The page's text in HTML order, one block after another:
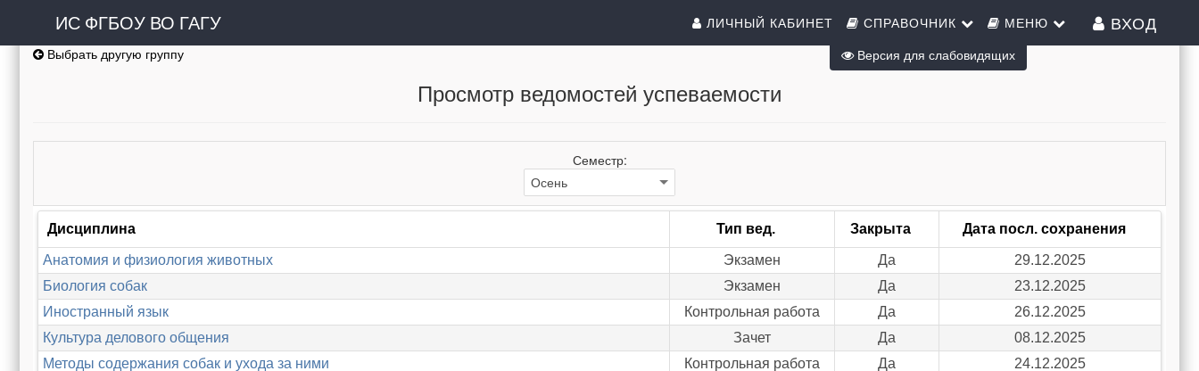
ИС ФГБОУ ВО ГАГУ ЛИЧНЫЙ КАБИНЕТ СПРАВОЧНИК МЕНЮ ВХОД
Выбрать другую группу
Просмотр ведомостей успеваемости
Семестр:
Дисциплина Тип вед. Закрыта Дата посл. сохранения
Анатомия и физиология животных Экзамен Да
29.12.2025
Биология собак
Экзамен Да
23.12.2025
Иностранный язык
Контрольная работа Да
26.12.2025
Культура делового общения
Зачет Да
08.12.2025
Методы содержания собак и ухода за ними
Контрольная работа Да
24.12.2025
Версия для слабовидящих